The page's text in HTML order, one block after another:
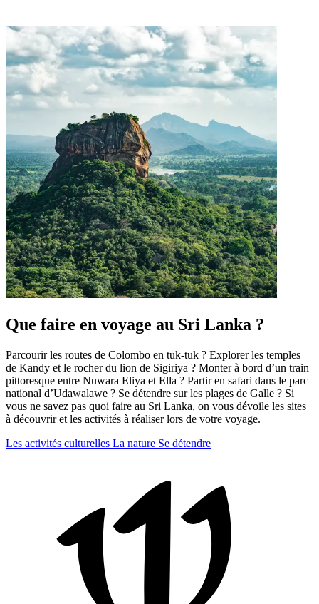
Que faire en voyage au Sri Lanka ?
Parcourir les routes de Colombo en tuk-tuk ? Explorer les temples
de Kandy et le rocher du lion de Sigiriya ? Monter à bord d’un train
pittoresque entre Nuwara Eliya et Ella ? Partir en safari dans le parc
national d’Udawalawe ? Se détendre sur les plages de Galle ? Si
vous ne savez pas quoi faire au Sri Lanka, on vous dévoile les sites
à découvrir et les activités à réaliser lors de votre voyage.
Les activités culturelles La nature Se détendre